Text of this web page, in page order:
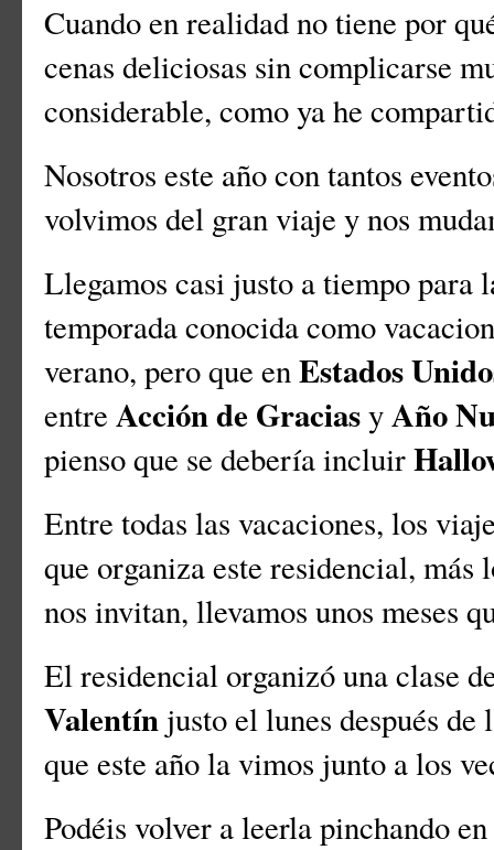
Cuando en realidad no tiene por
cenas deliciosas sin complicarse
considerable, como ya he
Nosotros este año con tantos
volvimos del gran viaje y nos
Llegamos casi justo a tiempo para
temporada conocida como
verano, pero que enEstados
entre Acción de GraciasyAño
pienso que se debería incluir
Entre todas las vacaciones, los
que organiza este residencial, más
nos invitan, llevamos unos meses
El residencial organizó una clase
Valentín justo el lunes después de
que este año la vimos junto a los
Podéis volver a leerla pinchando